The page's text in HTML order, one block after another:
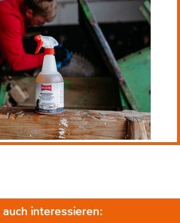
interessieren: